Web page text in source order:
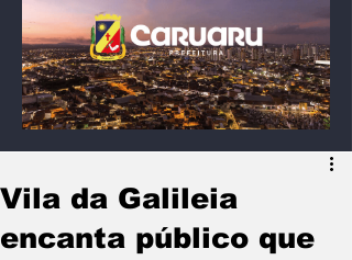
Vila da Galileia
encanta público que